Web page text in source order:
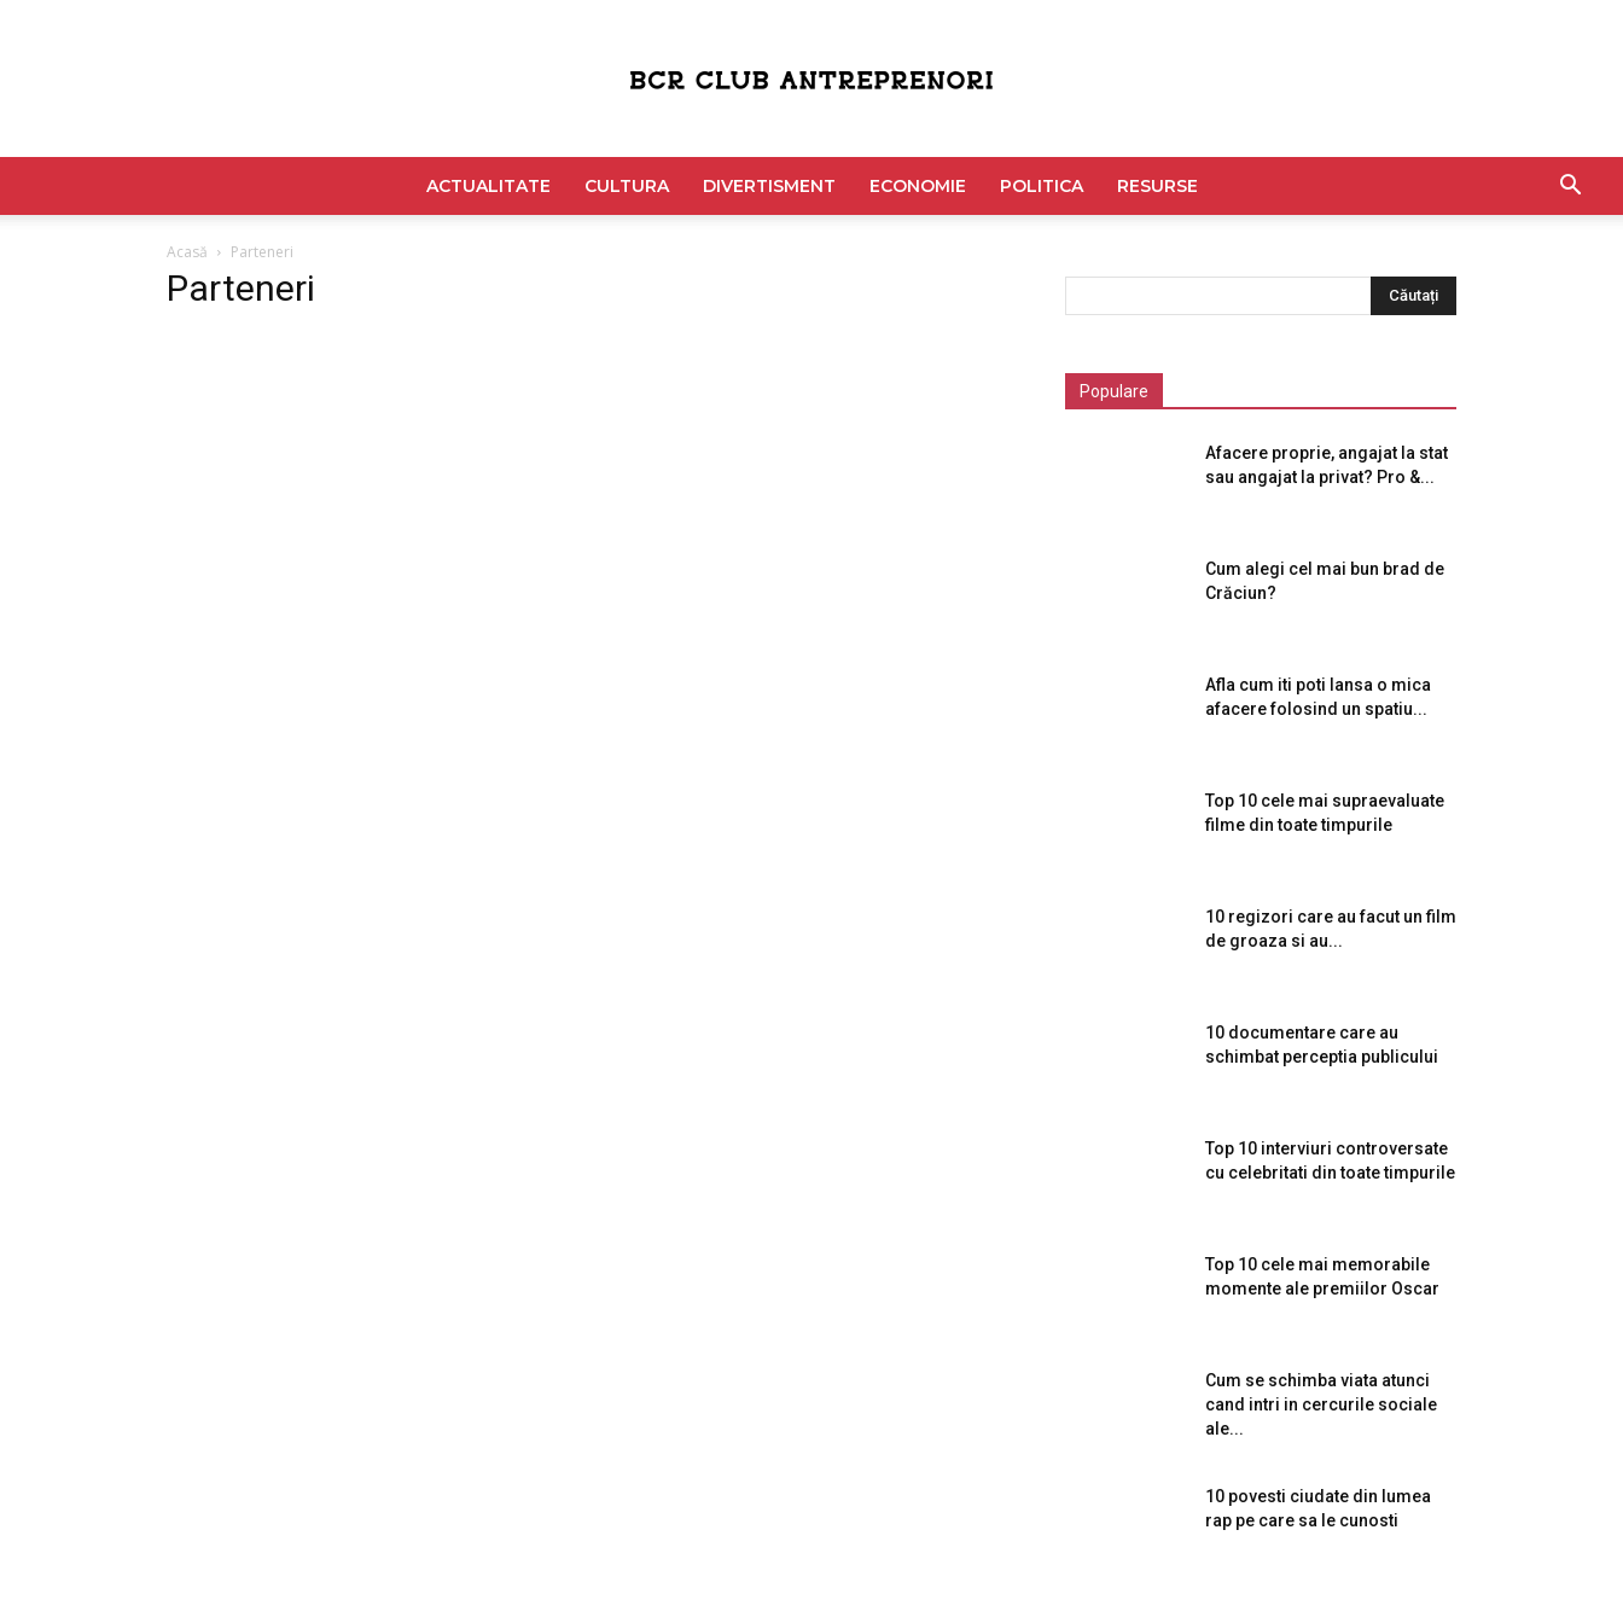
ACTUALITATE CULTURA DIVERTISMENT ECONOMIE POLITICA RESURSE
Acasă Parteneri
Parteneri
Populare
Afacere proprie, angajat la stat
sau angajat la privat? Pro &...
Cum alegi cel mai bun brad de
Crăciun?
Afla cum iti poti lansa o mica
afacere folosind un spatiu...
Top 10 cele mai supraevaluate
filme din toate timpurile
10 regizori care au facut un film
de groaza si au...
10 documentare care au
schimbat perceptia publicului
Top 10 interviuri controversate
cu celebritati din toate timpurile
Top 10 cele mai memorabile
momente ale premiilor Oscar
Cum se schimba viata atunci
cand intri in cercurile sociale
ale...
10 povesti ciudate din lumea
rap pe care sa le cunosti